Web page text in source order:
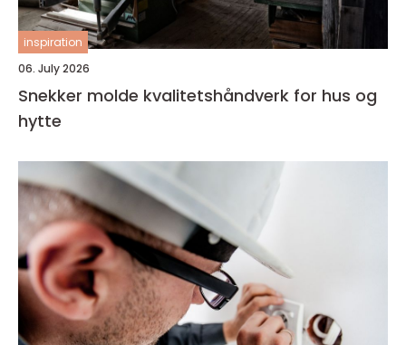
inspiration
06. July 2026
Snekker molde kvalitetshåndverk for hus og
hytte